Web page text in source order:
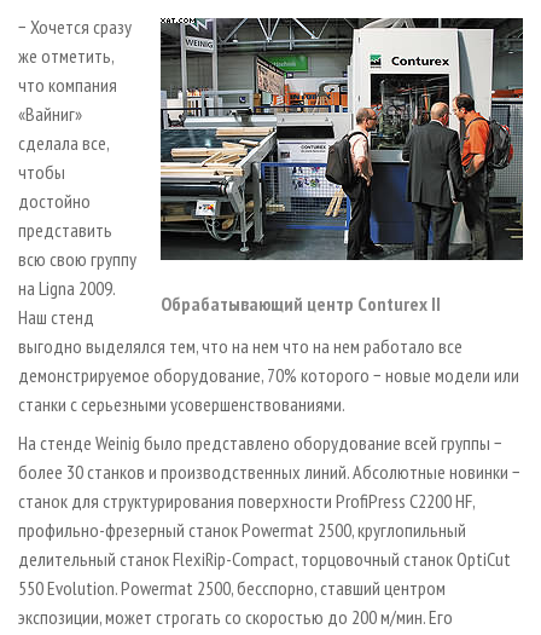
Обрабатывающий центр Conturex II
− Хочется сразу
же отметить,
что компания
«Вайниг»
сделала все,
чтобы
достойно
представить
всю свою группу
на Ligna 2009.
Наш стенд
выгодно выделялся тем, что на нем что на нем работало все
демонстрируемое оборудование, 70% которого − новые модели или
станки с серьезными усовершенствованиями.
На стенде Weinig было представлено оборудование всей группы −
более 30 станков и производственных линий. Абсолютные новинки −
станок для структурирования поверхности ProfiPress С2200 HF,
профильно-фрезерный станок Powermat 2500, круглопильный
делительный станок FlexiRip-Compact, торцовочный станок OptiCut
550 Evolution. Powermat 2500, бесспорно, ставший центром
экспозиции, может строгать со скоростью до 200 м/мин. Его